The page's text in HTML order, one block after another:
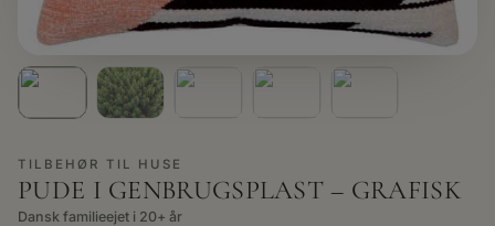
TILBEHØR TIL HUSE
PUDE I GENBRUGSPLAST – GRAFISK
Dansk familieejet i 20+ år